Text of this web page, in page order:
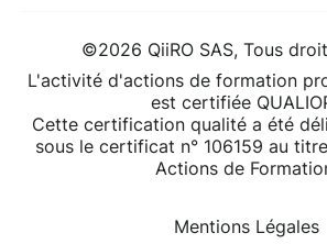
©2026 QiiRO SAS, Tous
L'activité d'actions de formation
est certifiée
Cette certification qualité a été
sous le certificat n° 106159 au
Actions de
Mentions Légales